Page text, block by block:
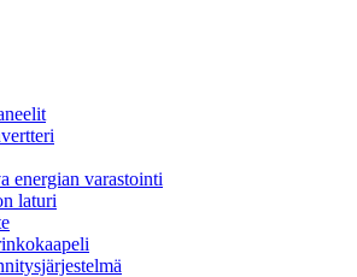
energian varastointi
laturi